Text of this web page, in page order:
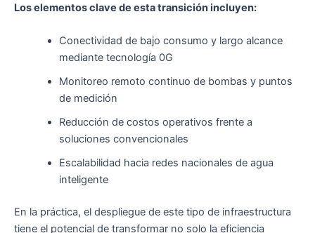
Los elementos clave de esta transición incluyen:
Conectividad de bajo consumo y largo alcance
mediante tecnología 0G
Monitoreo remoto continuo de bombas y puntos
de medición
Reducción de costos operativos frente a
soluciones convencionales
Escalabilidad hacia redes nacionales de agua
inteligente
En la práctica, el despliegue de este tipo de infraestructura
tiene el potencial de transformar no solo la eficiencia